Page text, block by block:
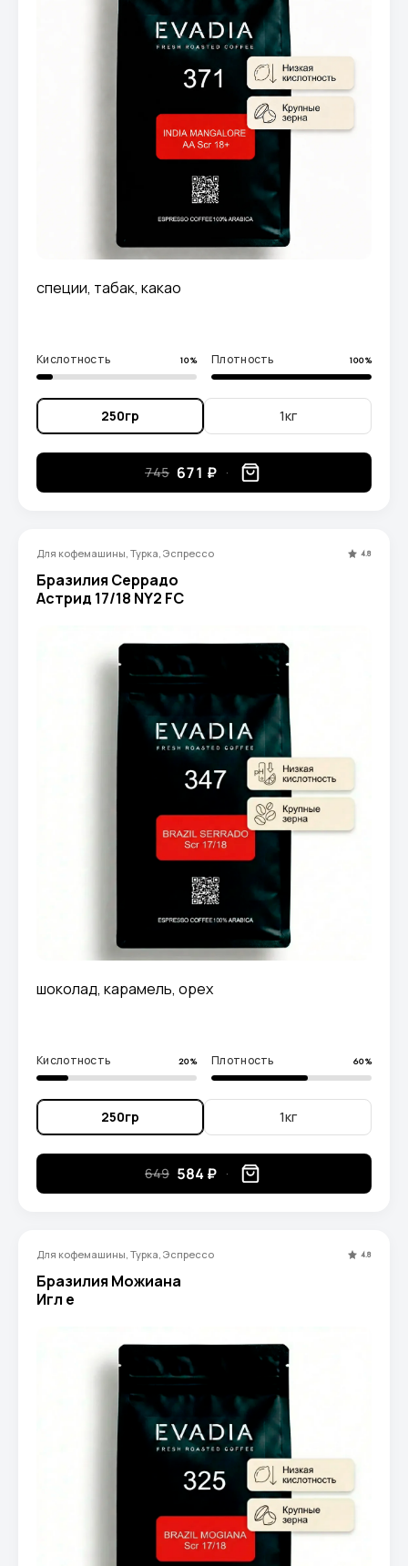
специи, табак, какао
Кислотность 10% Плотность 100%
250гр 1кг
745 671 ₽
Для кофемашины, Турка, Эспрессо 4.8
Бразилия Серрадо
Астрид 17/18 NY2 FC
шоколад, карамель, орех
Кислотность 20% Плотность 60%
250гр 1кг
649 584 ₽
Для кофемашины, Турка, Эспрессо 4.8
Бразилия Можиана
Игл e